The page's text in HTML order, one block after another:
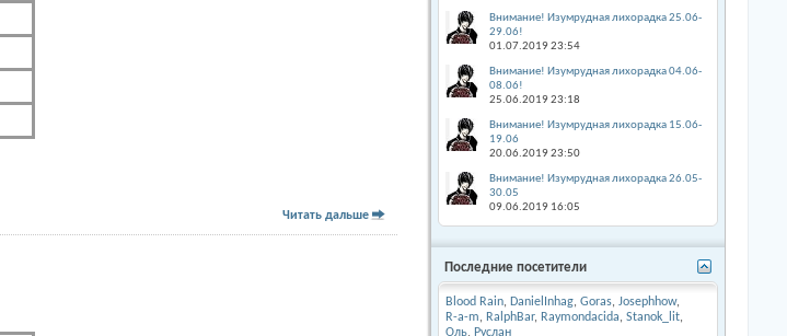
Читать дальше
Внимание! Изумрудная лихорадка 25.06-
29.06!
01.07.201923:54
Внимание! Изумрудная лихорадка 04.06-
08.06!
25.06.201923:18
Внимание! Изумрудная лихорадка 15.06-
19.06
20.06.201923:50
Внимание! Изумрудная лихорадка 26.05-
30.05
09.06.2019 16:05
Последние посетители
Blood Rain, DanielInhag, Goras, Josephhow,
R-a-m, RalphBar, Raymondacida, Stanok_lit,
Оль, Руслан